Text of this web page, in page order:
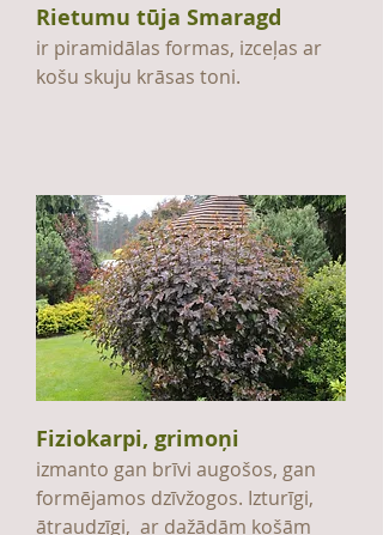
Rietumu tūja Smaragd
ir piramidālas formas, izceļas ar
košu skuju krāsas toni.
Fiziokarpi, grimoņi
izmanto gan brīvi augošos, gan
formējamos dzīvžogos. Izturīgi,
ātraudzīgi, ar dažādām košām